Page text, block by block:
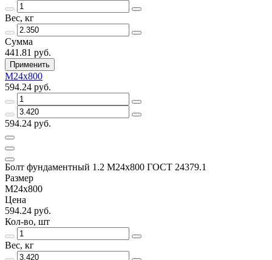
Вес, кг
Сумма
441.81 руб.
Применить
М24х800
594.24 руб.
594.24 руб.
Болт фундаментный 1.2 М24х800 ГОСТ 24379.1
Размер
М24х800
Цена
594.24 руб.
Кол-во, шт
Вес, кг